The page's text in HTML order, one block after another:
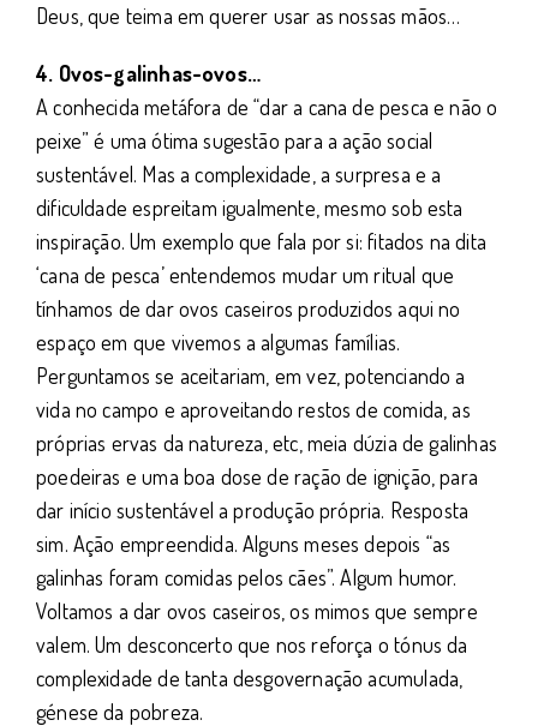
Deus, que teima em querer usar as nossas mãos…
4. Ovos-galinhas-ovos…
A conhecida metáfora de “dar a cana de pesca e não o
peixe” é uma ótima sugestão para a ação social
sustentável. Mas a complexidade, a surpresa e a
dificuldade espreitam igualmente, mesmo sob esta
inspiração. Um exemplo que fala por si: fitados na dita
‘cana de pesca’ entendemos mudar um ritual que
tínhamos de dar ovos caseiros produzidos aqui no
espaço em que vivemos a algumas famílias.
Perguntamos se aceitariam, em vez, potenciando a
vida no campo e aproveitando restos de comida, as
próprias ervas da natureza, etc, meia dúzia de galinhas
poedeiras e uma boa dose de ração de ignição, para
dar início sustentável a produção própria. Resposta
sim. Ação empreendida. Alguns meses depois “as
galinhas foram comidas pelos cães”. Algum humor.
Voltamos a dar ovos caseiros, os mimos que sempre
valem. Um desconcerto que nos reforça o tónus da
complexidade de tanta desgovernação acumulada,
génese da pobreza.